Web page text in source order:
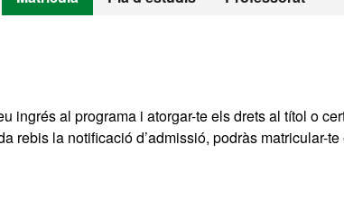
ingrés al programa i atorgar-te els drets al títol o
rebis la notificació d’admissió, podràs matricular-